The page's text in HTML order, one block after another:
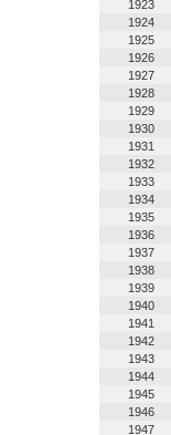
1923
1924
1925
1926
1927
1928
1929
1930
1931
1932
1933
1934
1935
1936
1937
1938
1939
1940
1941
1942
1943
1944
1945
1946
1947